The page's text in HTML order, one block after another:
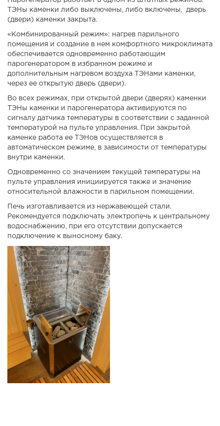
ТЭНы каменки либо выключены, либо включены, дверь
(двери) каменки закрыта.
«Комбинированный режим»: нагрев парильного
помещения и создание в нем комфортного микроклимата
обеспечивается одновременно работающим
парогенератором в избранном режиме и
дополнительным нагревом воздуха ТЭНами каменки,
через ее открытую дверь (двери).
Во всех режимах, при открытой двери (дверях) каменки
ТЭНы каменки и парогенератора активируются по
сигналу датчика температуры в соответствии с заданной
температурой на пульте управления. При закрытой
каменке работа ее ТЭНов осуществляется в
автоматическом режиме, в зависимости от температуры
внутри каменки.
Одновременно со значением текущей температуры на
пульте управления инициируется также и значение
относительной влажности в парильном помещении.
Печь изготавливается из нержавеющей стали.
Рекомендуется подключать электропечь к центральному
водоснабжению, при его отсутствии допускается
подключение к выносному баку.